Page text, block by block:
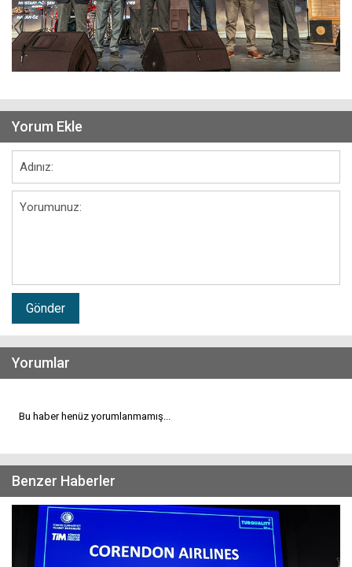
Yorum Ekle
Gönder
Yorumlar
Bu haber henüz yorumlanmamış...
Benzer Haberler